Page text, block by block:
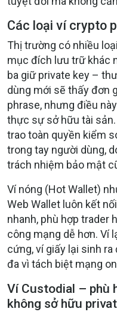
Các loại ví crypto
Thị trường có nhiều
mục đích lưu trữ khác
ba giữ private key –
dùng mới sẽ thấy đơn
phrase, nhưng điều
thực sự sở hữu tài
trao toàn quyền kiểm
trong tay người dùng,
trách nhiệm bảo mật
Ví nóng (Hot Wallet)
Web Wallet luôn kết
nhanh, phù hợp trader
công mạng dễ hơn. Ví
cứng, ví giấy lại sinh
đa vì tách biệt mạng
Ví Custodial – phù
không sở hữu